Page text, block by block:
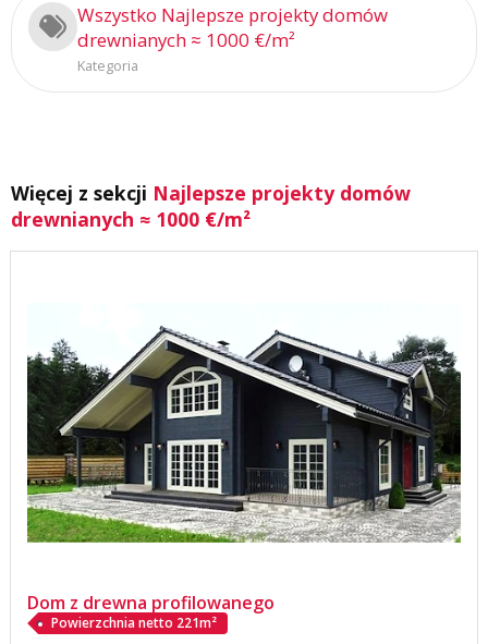
Wszystko Najlepsze projekty domów
drewnianych ≈ 1000 €/m²
Kategoria
Więcej z sekcji Najlepsze projekty domów
drewnianych ≈ 1000 €/m²
Dom z drewna profilowanego
Powierzchnia netto 221m²